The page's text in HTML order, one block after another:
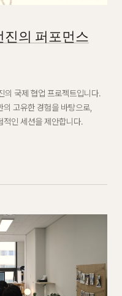
진의 퍼포먼스
국제 협업 프로젝트입니다.
고유한 경험을 바탕으로,
적인 세션을 제안합니다.